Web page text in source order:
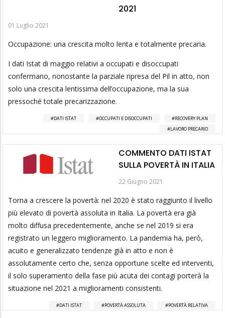
2021
01 Luglio 2021
Occupazione: una crescita molto lenta e totalmente precaria.
I dati Istat di maggio relativi a occupati e disoccupati
confermano, nonostante la parziale ripresa del Pil in atto, non
solo una crescita lentissima dell’occupazione, ma la sua
pressoché totale precarizzazione.
DATI ISTAT OCCUPATI E DISOCCUPATI
RECOVERY PLAN
LAVORO PRECARIO
COMMENTO DATI ISTAT
SULLA POVERTÀ IN ITALIA
22 Giugno 2021
Torna a crescere la povertà: nel 2020 è stato raggiunto il livello
più elevato di povertà assoluta in Italia. La povertà era già
molto diffusa precedentemente, anche se nel 2019 si era
registrato un leggero miglioramento. La pandemia ha, però,
acuito e generalizzato tendenze già in atto e non è
assolutamente certo che, senza opportune scelte ed interventi,
il solo superamento della fase più acuta dei contagi porterà la
situazione nel 2021 a miglioramenti consistenti.
DATI ISTAT POVERTÀ ASSOLUTA POVERTÀ RELATIVA